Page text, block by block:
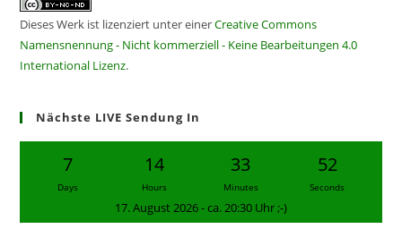
Dieses Werk ist lizenziert unter einerCreative Commons
Namensnennung - Nicht kommerziell - Keine Bearbeitungen 4.0
International Lizenz.
Nächste LIVE Sendung In
7
Days
14
Hours
33
Minutes
51
Seconds
17. August 2026 - ca. 20:30 Uhr ;-)